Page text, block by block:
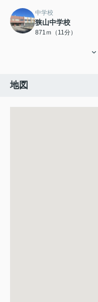
中学校
狭山中学校
871ｍ（11分）
地図